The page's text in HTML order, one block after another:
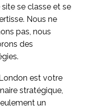
se classe et se
Nous ne
pas, nous
des
est votre
stratégique,
un